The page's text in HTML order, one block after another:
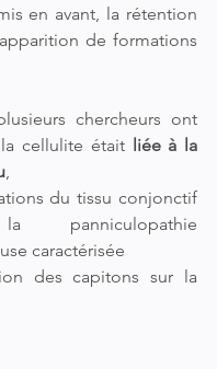
en avant, la rétention
de formations
chercheurs ont
cellulite était
liée à la
,
du tissu conjonctif
caractérisée
des capitons sur la